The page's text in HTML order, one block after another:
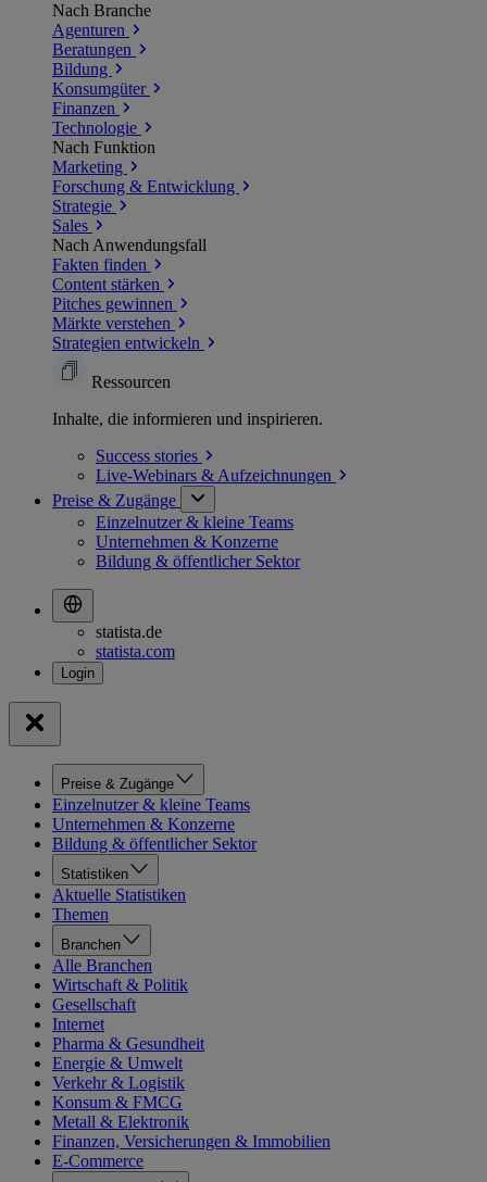
Nach Branche
Agenturen
Beratungen
Bildung
Konsumgüter
Finanzen
Technologie
Nach Funktion
Marketing
Forschung & Entwicklung
Strategie
Sales
Nach Anwendungsfall
Fakten finden
Content stärken
Pitches gewinnen
Märkte verstehen
Strategien entwickeln
Ressourcen
Inhalte, die informieren und inspirieren.
Success stories
Live-Webinars & Aufzeichnungen
Preise & Zugänge
Einzelnutzer & kleine Teams
Unternehmen & Konzerne
Bildung & öffentlicher Sektor
statista.de
statista.com
Preise & Zugänge
Einzelnutzer & kleine Teams
Unternehmen & Konzerne
Bildung & öffentlicher Sektor
Statistiken
Aktuelle Statistiken
Themen
Branchen
Alle Branchen
Wirtschaft & Politik
Gesellschaft
Internet
Pharma & Gesundheit
Energie & Umwelt
Verkehr & Logistik
Konsum & FMCG
Metall & Elektronik
Finanzen, Versicherungen & Immobilien
E-Commerce